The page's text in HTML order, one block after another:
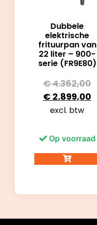
Dubbele
elektrische
frituurpan van
22 liter – 900-
serie (FR9E80)
€4.362,00
€ 2.899,00
excl. btw
Op voorraad